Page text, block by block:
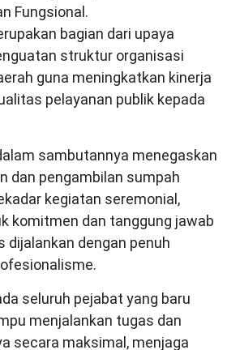
Fungsional.
bagian dari upaya
struktur organisasi
guna meningkatkan kinerja
pelayanan publik kepada
sambutannya menegaskan
dan pengambilan sumpah
kegiatan seremonial,
komitmen dan tanggung jawab
dijalankan dengan penuh
seluruh pejabat yang baru
menjalankan tugas dan
secara maksimal, menjaga